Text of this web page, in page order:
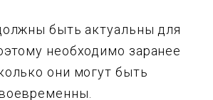
быть актуальны для
необходимо заранее
они могут быть